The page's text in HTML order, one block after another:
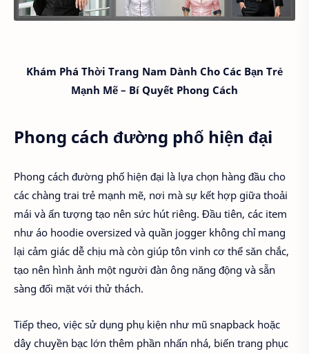
Khám Phá Thời Trang Nam Dành Cho Các Bạn Trẻ
Mạnh Mẽ – Bí Quyết Phong Cách
Phong cách đường phố hiện đại
Phong cách đường phố hiện đại là lựa chọn hàng đầu cho
các chàng trai trẻ mạnh mẽ, nơi mà sự kết hợp giữa thoải
mái và ấn tượng tạo nên sức hút riêng. Đầu tiên, các item
như áo hoodie oversized và quần jogger không chỉ mang
lại cảm giác dễ chịu mà còn giúp tôn vinh cơ thể săn chắc,
tạo nên hình ảnh một người đàn ông năng động và sẵn
sàng đối mặt với thử thách.
Tiếp theo, việc sử dụng phụ kiện như mũ snapback hoặc
dây chuyền bạc lớn thêm phần nhấn nhá, biến trang phục